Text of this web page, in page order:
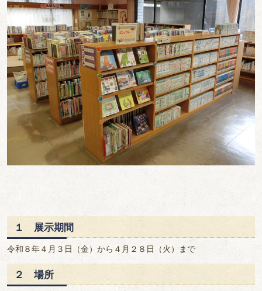
１ 展示期間
令和８年４月３日（金）から４月２８日（火）まで
２ 場所